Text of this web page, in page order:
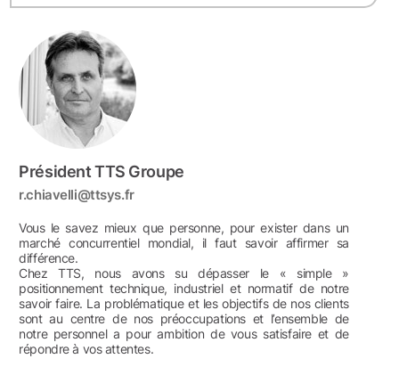
Président TTS Groupe
r.chiavelli@ttsys.fr
Vous le savez mieux que personne, pour exister dans un
marché concurrentiel mondial, il faut savoir affirmer sa
différence.
Chez TTS, nous avons su dépasser le « simple »
positionnement technique, industriel et normatif de notre
savoir faire. La problématique et les objectifs de nos clients
sont au centre de nos préoccupations et l’ensemble de
notre personnel a pour ambition de vous satisfaire et de
répondre à vos attentes.